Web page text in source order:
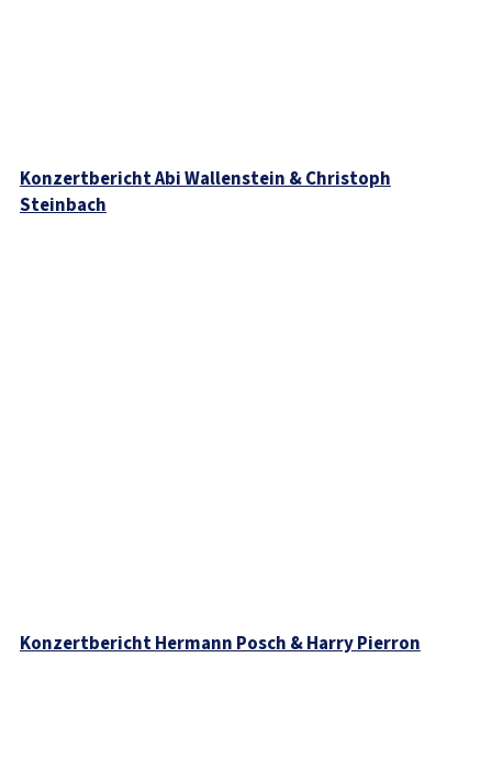
Konzertbericht Abi Wallenstein & Christoph
Steinbach
Konzertbericht Hermann Posch & Harry Pierron